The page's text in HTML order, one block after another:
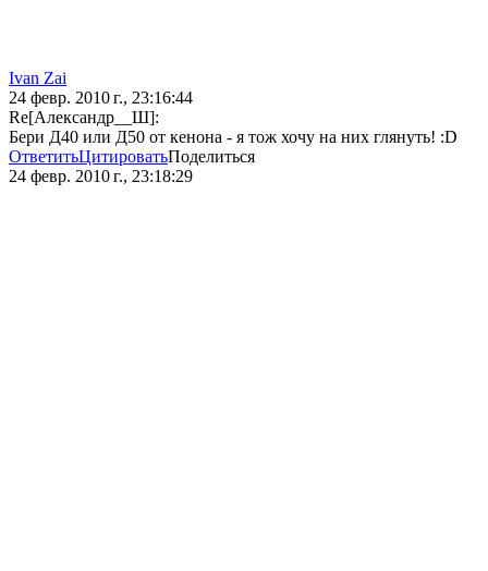
Ivan Zai
24 февр. 2010 г., 23:16:44
Re[Александр__Ш]:
Бери Д40 или Д50 от кенона - я тож хочу на них глянуть! :D
ОтветитьЦитироватьПоделиться
24 февр. 2010 г., 23:18:29